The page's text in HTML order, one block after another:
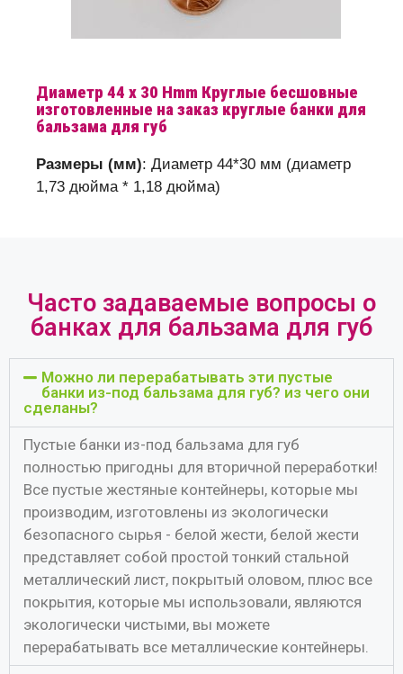
Диаметр 44 x 30 Hmm Круглые бесшовные
изготовленные на заказ круглые банки для
бальзама для губ
Размеры (мм): Диаметр 44*30 мм (диаметр
1,73 дюйма * 1,18 дюйма)
Часто задаваемые вопросы о
банках для бальзама для губ
Можно ли перерабатывать эти пустые
банки из-под бальзама для губ? из чего они
сделаны?
Пустые банки из-под бальзама для губ
полностью пригодны для вторичной переработки!
Все пустые жестяные контейнеры, которые мы
производим, изготовлены из экологически
безопасного сырья - белой жести, белой жести
представляет собой простой тонкий стальной
металлический лист, покрытый оловом, плюс все
покрытия, которые мы использовали, являются
экологически чистыми, вы можете
перерабатывать все металлические контейнеры.